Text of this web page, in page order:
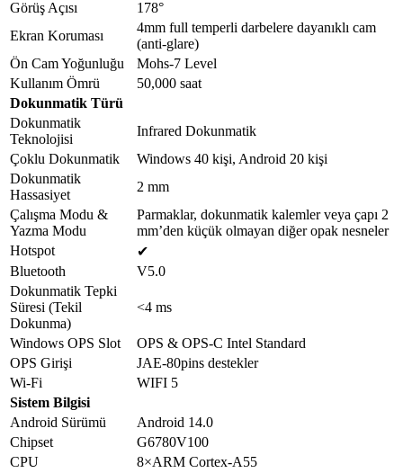
Görüş Açısı
178°
Ekran Koruması
4mm full temperli darbelere dayanıklı cam
(anti-glare)
Ön Cam Yoğunluğu
Mohs-7 Level
Kullanım Ömrü
50,000 saat
Dokunmatik Türü
Dokunmatik
Teknolojisi
Infrared Dokunmatik
Çoklu Dokunmatik
Windows 40 kişi, Android 20 kişi
Dokunmatik
Hassasiyet
2 mm
Çalışma Modu &
Yazma Modu
Parmaklar, dokunmatik kalemler veya çapı 2
mm’den küçük olmayan diğer opak nesneler
Hotspot
✔
Bluetooth
V5.0
Dokunmatik Tepki
Süresi (Tekil
Dokunma)
<4 ms
Windows OPS Slot
OPS & OPS-C Intel Standard
OPS Girişi
JAE-80pins destekler
Wi-Fi
WIFI 5
Sistem Bilgisi
Android Sürümü
Android 14.0
Chipset
G6780V100
CPU
8×ARM Cortex-A55